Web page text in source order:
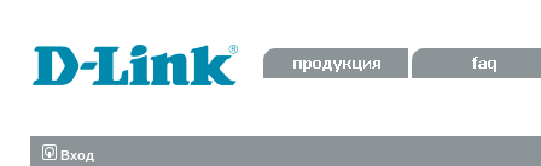
Вход